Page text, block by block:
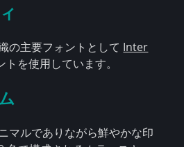
の主要フォントとして Inter
を使用しています。
マルでありながら鮮やかな印